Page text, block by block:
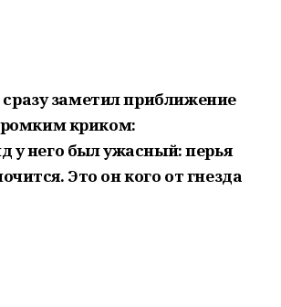
заметил приближение
криком:
у него был ужасный: перья
Это он кого от гнезда